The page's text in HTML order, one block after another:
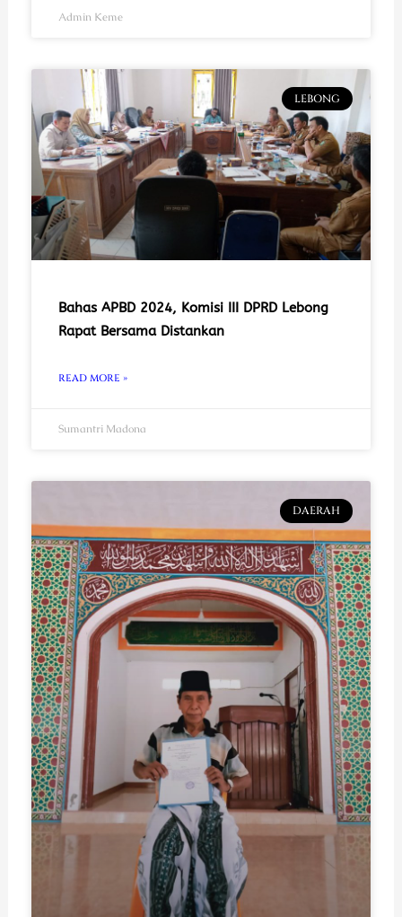
Admin Keme
LEBONG
Bahas APBD 2024, Komisi III DPRD Lebong
Rapat Bersama Distankan
READ MORE »
Sumantri Madona
DAERAH